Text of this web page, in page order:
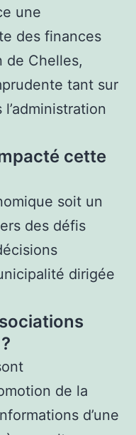
une
des finances
de Chelles,
tant sur
cette
soit un
des défis
dirigée
de la
d’une